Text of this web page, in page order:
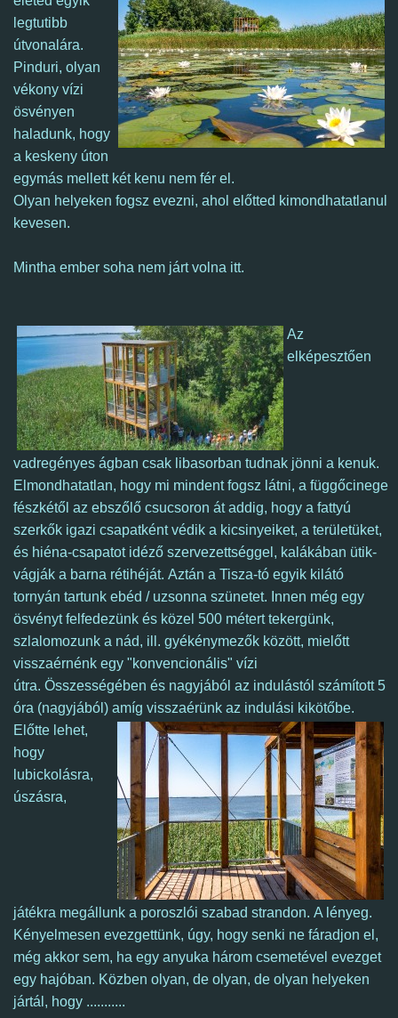
legtutibb
útvonalára.
Pinduri, olyan
vékony vízi
ösvényen
haladunk, hogy
a keskeny úton
egymás mellett két kenu nem fér el.
Olyan helyeken fogsz evezni, ahol előtted kimondhatatlanul
kevesen.
Mintha ember soha nem járt volna itt.
Az
elképesztően
vadregényes ágban csak libasorban tudnak jönni a kenuk.
Elmondhatatlan, hogy mi mindent fogsz látni, a függőcinege
fészkétől az ebszőlő csucsoron át addig, hogy a fattyú
szerkők igazi csapatként védik a kicsinyeiket, a területüket,
és hiéna-csapatot idéző szervezettséggel, kalákában ütik-
vágják a barna rétihéját. Aztán a Tisza-tó egyik kilátó
tornyán tartunk ebéd / uzsonna szünetet. Innen még egy
ösvényt felfedezünk és közel 500 métert tekergünk,
szlalomozunk a nád, ill. gyékénymezők között, mielőtt
visszaérnénk egy "konvencionális" vízi
útra. Összességében és nagyjából az indulástól számított 5
óra (nagyjából) amíg visszaérünk az indulási kikötőbe.
Előtte lehet,
hogy
lubickolásra,
úszásra,
játékra megállunk a poroszlói szabad strandon. A lényeg.
Kényelmesen evezgettünk, úgy, hogy senki ne fáradjon el,
még akkor sem, ha egy anyuka három csemetével evezget
egy hajóban. Közben olyan, de olyan, de olyan helyeken
jártál, hogy ...........